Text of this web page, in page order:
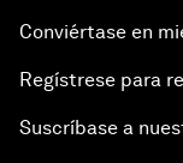
Conviértase en
Regístrese para
Suscríbase a